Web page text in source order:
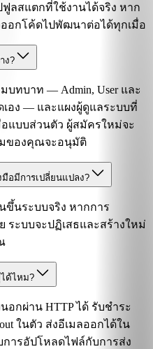
ฟูลสแตกที่ใช้งานได้จริง หาก
อกโค้ดไปพัฒนาต่อได้ทุกเมื่อ
ง?
ทบาท — Admin, User และ
อง — และแผงผู้ดูแลระบบที่
แบบส่วนตัว ผู้สมัครใหม่จะ
ของคุณจะอนุมัติ
มือมีการเปลี่ยนแปลง?
ขึ้นระบบจริง หากการ
ระบบจะปฏิเสธและสร้างใหม่
ด้ไหม?
กผ่าน HTTP ได้ รับชำระ
ในตัว ส่งอีเมลออกได้ใน
การอัปโหลดไฟล์กับการส่ง